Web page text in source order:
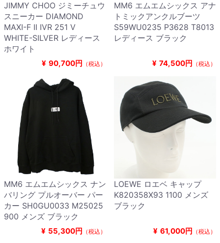
JIMMY CHOO ジミーチュウ
スニーカー DIAMOND
MAXI-F II IVR 251 V
WHITE-SILVER レディース
ホワイト
¥ 90,700円 （税込）
MM6 エムエムシックス アナ
トミックアンクルブーツ
S59WU0235 P3628 T8013
レディース ブラック
¥ 74,500円 （税込）
MM6 エムエムシックス ナン
バリング プルオーバー パー
カー SH0GU0033 M25025
900 メンズ ブラック
¥ 55,300円 （税込）
LOEWE ロエベ キャップ
K820358X93 1100 メンズ
ブラック
¥ 61,000円 （税込）